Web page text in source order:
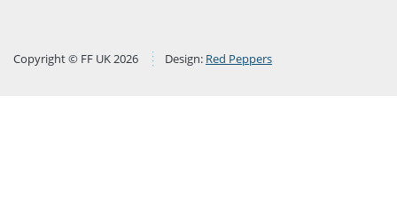
Copyright © FF UK 2026 Design: Red Peppers